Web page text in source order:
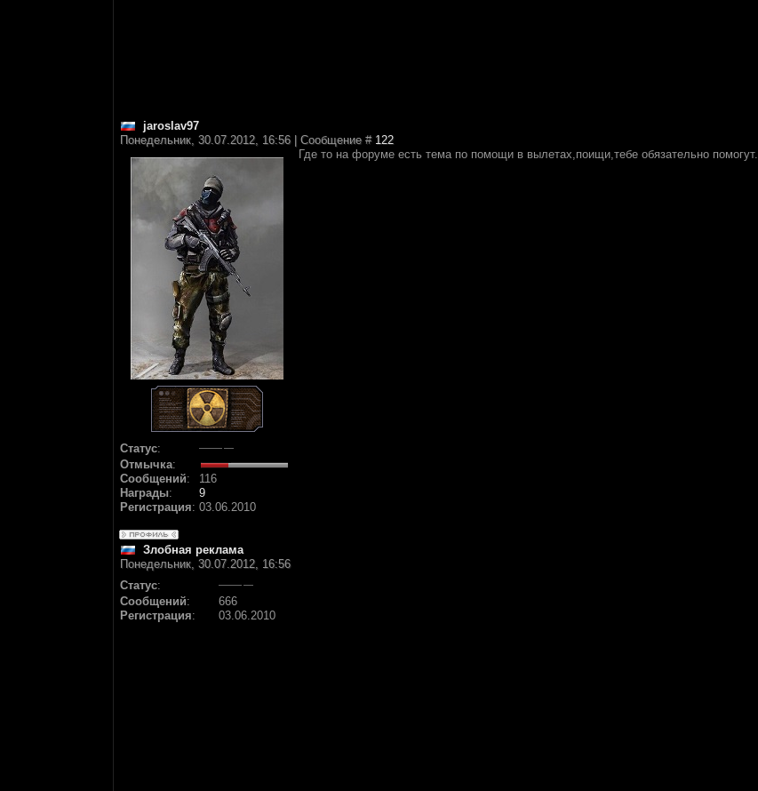
jaroslav97
Понедельник, 30.07.2012, 16:56 | Сообщение # 122
Статус:
Отмычка:
Сообщений:
116
Награды:
9
Регистрация: 03.06.2010
Где то на форуме есть тема по помощи в вылетах,поищи,тебе обязательно помогут.
Злобная реклама
Понедельник, 30.07.2012, 16:56
Статус:
Сообщений:
666
Регистрация: 03.06.2010